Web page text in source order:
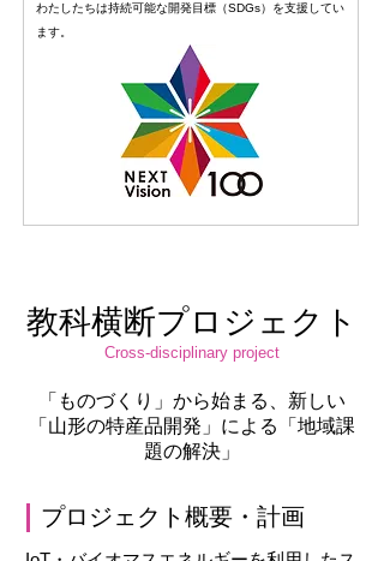
わたしたちは持続可能な開発目標（SDGs）を支援してい
ます。
教科横断プロジェクト
Cross-disciplinary project
​「ものづくり」から始まる、新しい
「山形の特産品開発」による「地域課
題の解決」
プロジェクト概要・計画